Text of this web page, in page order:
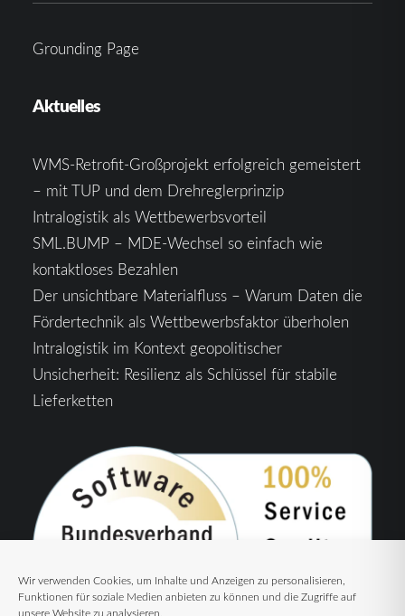
Wir verwenden Cookies, um Inhalte und Anzeigen zu personalisieren,
Funktionen für soziale Medien anbieten zu können und die Zugriffe auf
unsere Website zu analysieren.
Grounding Page
Aktuelles
WMS-Retrofit-Großprojekt erfolgreich gemeistert
– mit TUP und dem Drehreglerprinzip
Intralogistik als Wettbewerbsvorteil
SML.BUMP – MDE-Wechsel so einfach wie
kontaktloses Bezahlen
Der unsichtbare Materialfluss – Warum Daten die
Fördertechnik als Wettbewerbsfaktor überholen
Intralogistik im Kontext geopolitischer
Unsicherheit: Resilienz als Schlüssel für stabile
Lieferketten